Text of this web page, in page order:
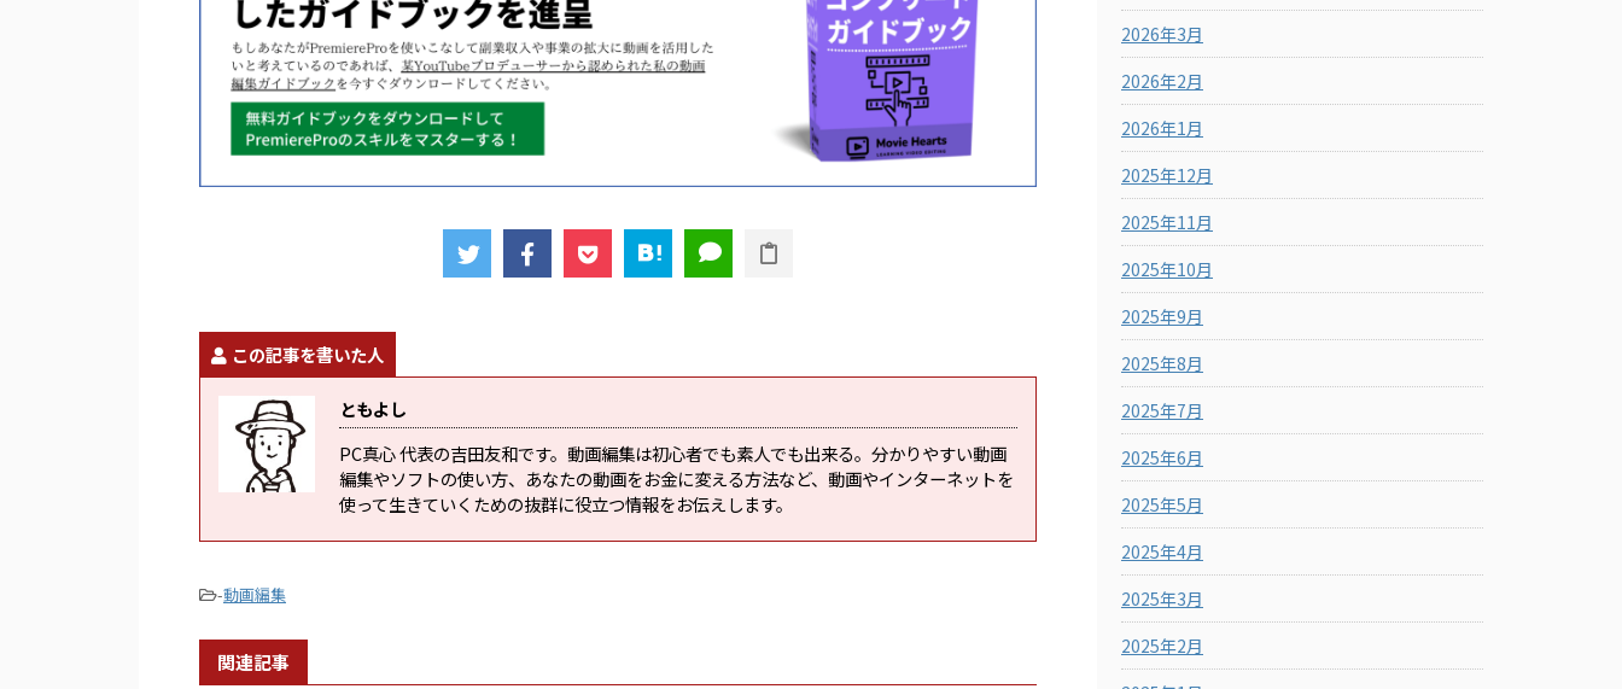
この記事を書いた人
ともよし
PC真心 代表の吉田友和です。動画編集は初心者でも素人でも出来る。分かりやすい動画
編集やソフトの使い方、あなたの動画をお金に変える方法など、動画やインターネットを
使って生きていくための抜群に役立つ情報をお伝えします。
-動画編集
関連記事
2026年3月
2026年2月
2026年1月
2025年12月
2025年11月
2025年10月
2025年9月
2025年8月
2025年7月
2025年6月
2025年5月
2025年4月
2025年3月
2025年2月